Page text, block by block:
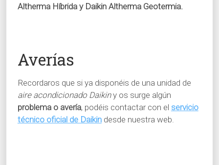
Altherma Híbrida y Daikin Altherma Geotermia.
Averías
Recordaros que si ya disponéis de una unidad de
aire acondicionado Daikiny os surge algún
problema o avería, podéis contactar con el servicio
técnico oficial de Daikindesde nuestra web.